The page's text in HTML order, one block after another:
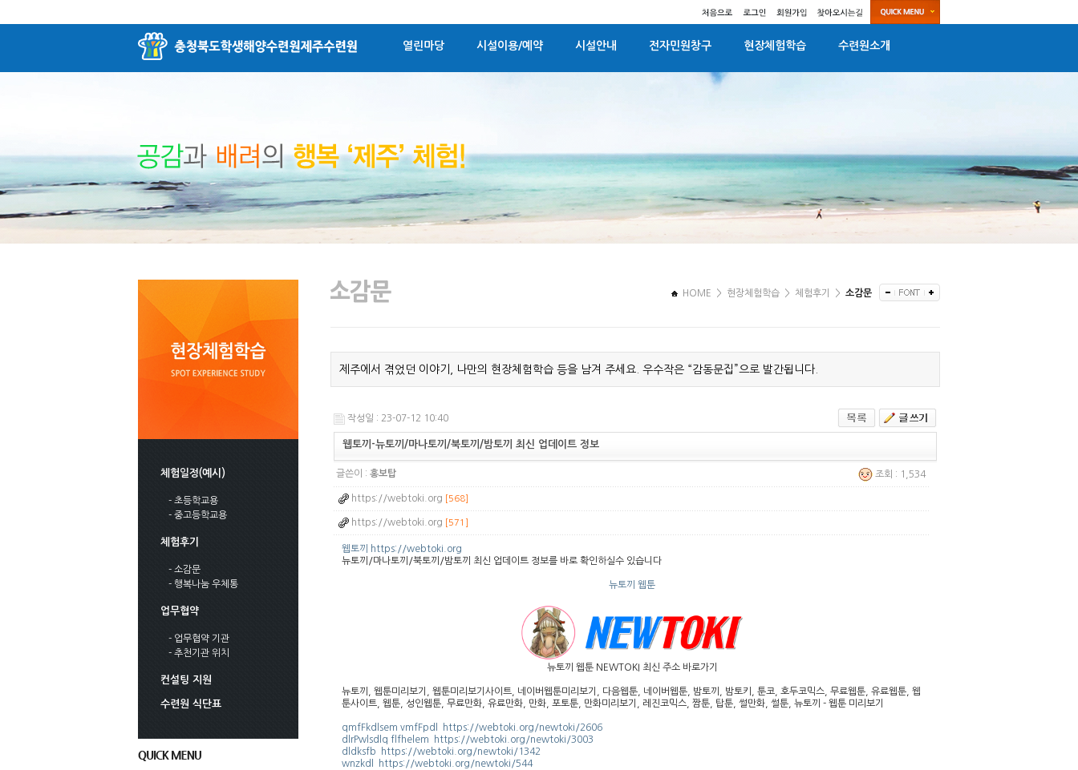
열린마당 시설이용/예약 시설안내 전자민원창구 현장체험학습 수련원소개
체험일정(예시)
- 초등학교용
- 중고등학교용
체험후기
- 소감문
- 행복나눔 우체통
업무협약
- 업무협약 기관
- 추천기관 위치
컨설팅 지원
수련원 식단표
HOME > 현장체험학습 > 체험후기 > 소감문
제주에서 겪었던 이야기, 나만의 현장체험학습 등을 남겨 주세요. 우수작은 “감동문집”으로 발간됩니다.
작성일 : 23-07-12 10:40
웹토끼-뉴토끼/마나토끼/북토끼/밤토끼 최신 업데이트 정보
글쓴이 : 홍보탑 조회 : 1,534
https://webtoki.org [568]
https://webtoki.org [571]
웹토끼 https://webtoki.org
뉴토끼/마나토끼/북토끼/밤토끼 최신 업데이트 정보를 바로 확인하실수 있습니다
뉴토끼 웹툰
뉴토끼 웹툰 NEWTOKI 최신 주소 바로가기
뉴토끼, 웹툰미리보기, 웹툰미리보기사이트, 네이버웹툰미리보기, 다음웹툰, 네이버웹툰, 밤토끼, 밤토키, 툰코, 호두코믹스, 무료웹툰, 유료웹툰, 웹
툰사이트, 웹툰, 성인웹툰, 무료만화, 유료만화, 만화, 포토툰, 만화미리보기, 레진코믹스, 짬툰, 탑툰, 썰만화, 썰툰, 뉴토끼 - 웹툰 미리보기
qmfFkdlsem vmfFpdl https://webtoki.org/newtoki/2606
dlrPwlsdlq flfhelem https://webtoki.org/newtoki/3003
dldksfb https://webtoki.org/newtoki/1342
wnzkdl https://webtoki.org/newtoki/544